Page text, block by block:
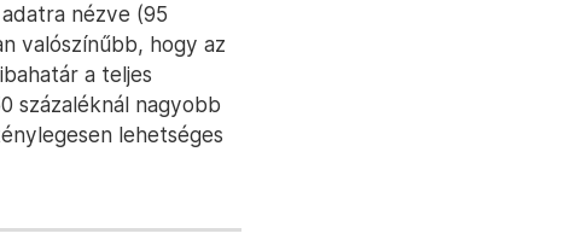
nézve (95
valószínűbb, hogy az
a teljes
százaléknál nagyobb
lehetséges